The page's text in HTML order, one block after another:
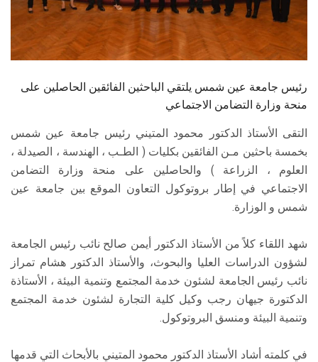
الخريجين
الموظفون
الزائـرون
سجل الان
رئيس جامعة عين شمس يلتقي الباحثين الفائقين الحاصلين على
منحة وزارة التضامن الاجتماعي
التقى الأستاذ الدكتور محمود المتيني رئيس جامعة عين شمس
بخمسة باحثين مـن الفائقين بكلیات ( الطـب ، الهندسة ، الصيدلة ،
العلوم ، الزراعة ) والحاصلين على منحة وزارة التضامن
الاجتماعي في إطار بروتوكول التعاون الموقع بين جامعة عين
شمس و الوزارة.
شهد اللقاء كلاً من الأستاذ الدكتور أيمن صالح نائب رئيس الجامعة
لشؤون الدراسات العليا والبحوث، والأستاذ الدكتور هشام تمراز
نائب رئيس الجامعة لشئون خدمة المجتمع وتنمية البيئة ، الأستاذة
الدكتورة جيهان رجب وكيل كلية التجارة لشئون خدمة المجتمع
وتنمية البيئة ومنسق البروتوكول.
في كلمته أشاد الأستاذ الدكتور محمود المتيني بالأبحاث التي قدمها